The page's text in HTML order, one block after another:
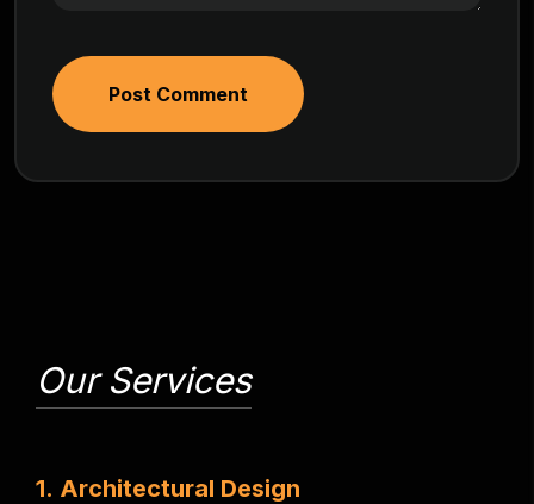
Post Comment
Our Services
1. Architectural Design